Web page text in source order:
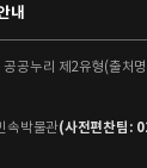
내
공누리 제2유형(출처
속박물관(사전편찬팀: